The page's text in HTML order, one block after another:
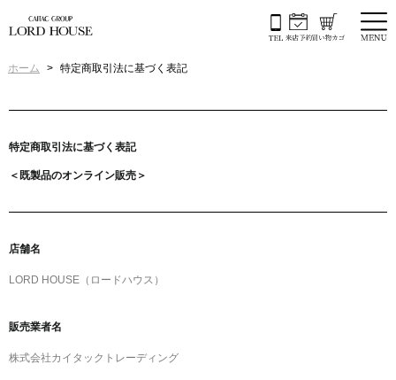
ホーム 特定商取引法に基づく表記
特定商取引法に基づく表記
＜既製品のオンライン販売＞
店舗名
LORD HOUSE（ロードハウス）
販売業者名
株式会社カイタックトレーディング